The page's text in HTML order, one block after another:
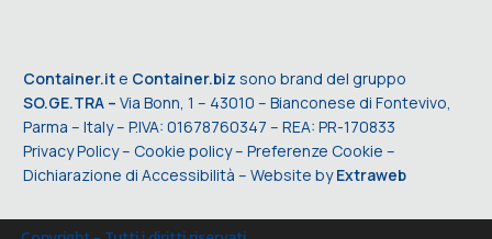
Container.it e Container.biz sono brand del gruppo
SO.GE.TRA – Via Bonn, 1 – 43010 – Bianconese di Fontevivo,
Parma – Italy – P.IVA: 01678760347 – REA: PR-170833
Privacy Policy– Cookie policy– Preferenze Cookie –
Dichiarazione di Accessibilità – Website byExtraweb